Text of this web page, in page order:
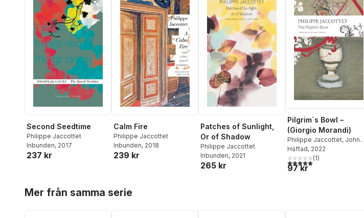
Second Seedtime
Philippe Jaccottet
Inbunden, 2017
237 kr
Calm Fire
Philippe Jaccottet
Inbunden, 2018
239 kr
Patches of Sunlight,
Or of Shadow
Philippe Jaccottet
Inbunden, 2021
265 kr
Pilgrim`s Bowl –
(Giorgio Morandi)
Philippe Jaccottet, John
Taylor
Häftad, 2022
5,0utav 5 stjärnor. Totalt
(1)
97 kr
Mer från samma serie